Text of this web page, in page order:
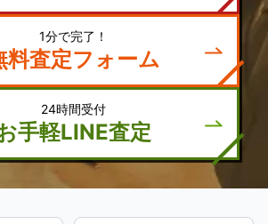
1分で完了！
料査定フォーム
24時間受付
手軽LINE査定